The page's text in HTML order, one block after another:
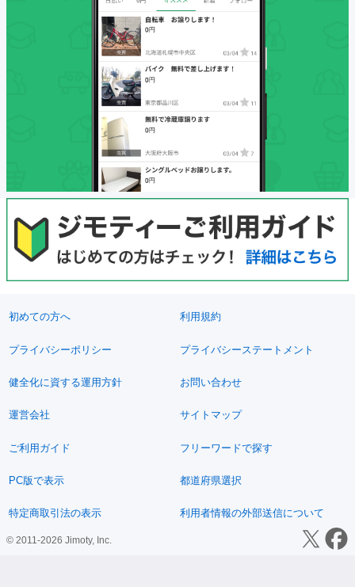
初めての方へ 利用規約
プライバシーポリシー プライバシーステートメント
健全化に資する運用方針 お問い合わせ
運営会社 サイトマップ
ご利用ガイド フリーワードで探す
PC版で表示 都道府県選択
特定商取引法の表示 利用者情報の外部送信について
© 2011-2026 Jimoty, Inc.